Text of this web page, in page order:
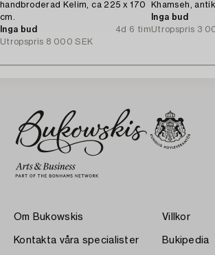
handbroderad Kelim, ca 225 x 170
cm.
Inga bud
4d 6 tim
Utropspris 8 000 SEK
Khamseh,
Inga bud
Utropspris 3
Om Bukowskis
Kontakta våra specialister
Villkor
Bukipedia